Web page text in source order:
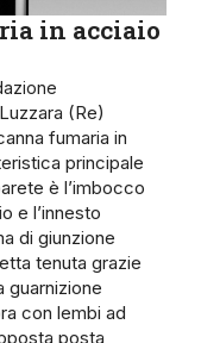
in acciaio
(Re)
fumaria in
principale
è l’imbocco
e l’innesto
di giunzione
tenuta grazie
guarnizione
con lembi ad
posta